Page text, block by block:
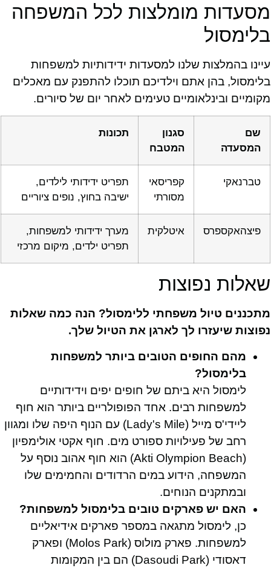
מסעדות מומלצות לכל המשפחה
בלימסול
עיינו בהמלצות שלנו למסעדות ידידותיות למשפחות
בלימסול, בהן אתם וילדיכם תוכלו להתפנק עם מאכלים
מקומיים ובינלאומיים טעימים לאחר יום של סיורים.
שם
המסעדה
סגנון
המטבח
תכונות
טברנאקי
קפריסאי
מסורתי
תפריט ידידותי לילדים,
ישיבה בחוץ, נופים ציוריים
פיצהאקספרס איטלקית
מערך ידידותי למשפחות,
תפריט ילדים, מיקום מרכזי
שאלות נפוצות
מתכננים טיול משפחתי ללימסול? הנה כמה שאלות
נפוצות שיעזרו לך לארגן את הטיול שלך.
מהם החופים הטובים ביותר למשפחות
בלימסול?
לימסול היא ביתם של חופים יפים וידידותיים
למשפחות רבים. אחד הפופולריים ביותר הוא חוף
ליידי'ס מייל (Lady's Mile) עם הנוף היפה שלו ומגוון
רחב של פעילויות ספורט מים. חוף אקטי אולימפיון
(Akti Olympion Beach) הוא חוף אהוב נוסף על
המשפחה, הידוע במים הרדודים והחמימים שלו
ובמתקנים הנוחים.
האם יש פארקים טובים בלימסול למשפחות?
כן, לימסול מתגאה במספר פארקים אידיאליים
למשפחות. פארק מולוס (Molos Park) ופארק
דאסודי (Dasoudi Park) הם בין המקומות